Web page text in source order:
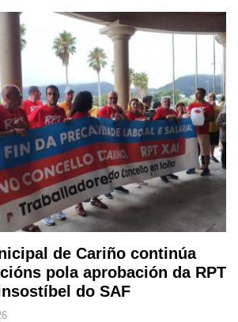
de Cariño continúa
pola aprobación da RPT
do SAF